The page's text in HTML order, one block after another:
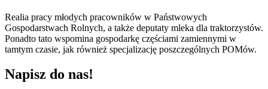
Realia pracy młodych pracowników w Państwowych
Gospodarstwach Rolnych, a także deputaty mleka dla traktorzystów.
Ponadto tato wspomina gospodarkę częściami zamiennymi w
tamtym czasie, jak również specjalizację poszczególnych POMów.
Napisz do nas!